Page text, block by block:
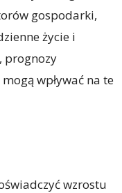
gospodarki,
życie i
prognozy
wpływać na te
wzrostu